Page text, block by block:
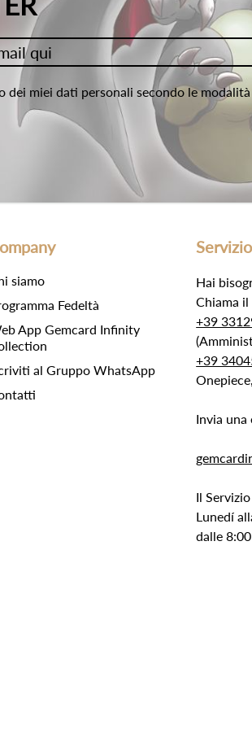
dei miei dati personali secondo le
siamo
Fedeltà
App Gemcard Infinity
al Gruppo WhatsApp
Hai
Chiama
+39
+39
Invia una
Il
Lunedí
dalle